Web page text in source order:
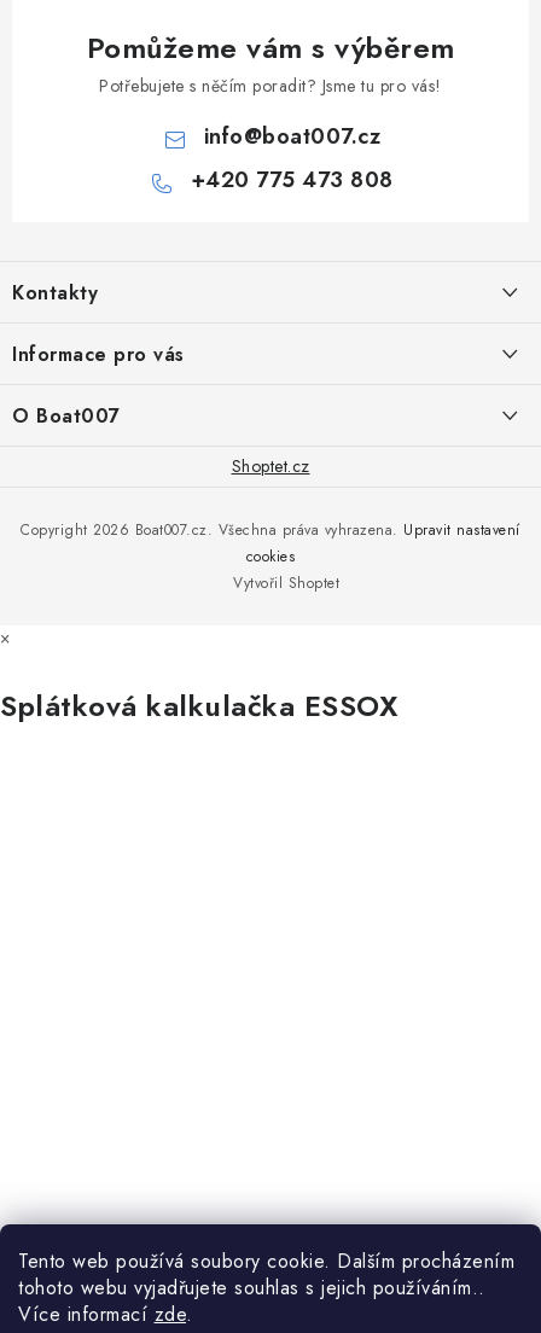
Tento web používá soubory cookie. Dalším procházením
tohoto webu vyjadřujete souhlas s jejich používáním..
Více informací zde.
Pomůžeme vám s výběrem
Potřebujete s něčím poradit? Jsme tu pro vás!
info@boat007.cz
+420 775 473 808
p
a
Kontakty
+420 775 473 808
PŘÍJEM/VÝDEJ/SERVIS zakázek
Informace pro vás
Obchodní podmínky
Podmínky ochrany osobních údajů
O Boat007
Shoptet.cz
Vytvořil Shoptet
Copyright 2026 Boat007.cz. Všechna práva vyhrazena. Upravit nastavení
cookies
×
Splátková kalkulačka ESSOX